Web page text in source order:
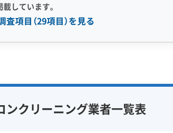
しています。
項目（29項目）を見る
ーフォロー
ハウスダスト除去
定額料金 複数台割引
初回割引
即日対応可能
24時間対応
クリーニング業者一覧表